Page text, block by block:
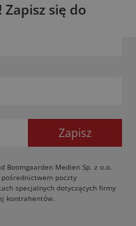
Zapisz się do
Boomgaarden Medien Sp. z o.o.
poczty
specjalnych dotyczących firmy
kontrahentów.